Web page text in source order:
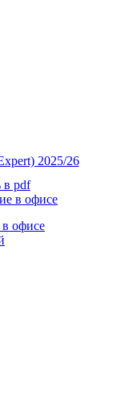
в pdf
офисе